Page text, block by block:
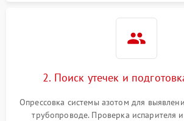
1800 ₽
2. Поиск утечек и
Опрессовка системы азотом для
трубопроводе. Проверка испарителя